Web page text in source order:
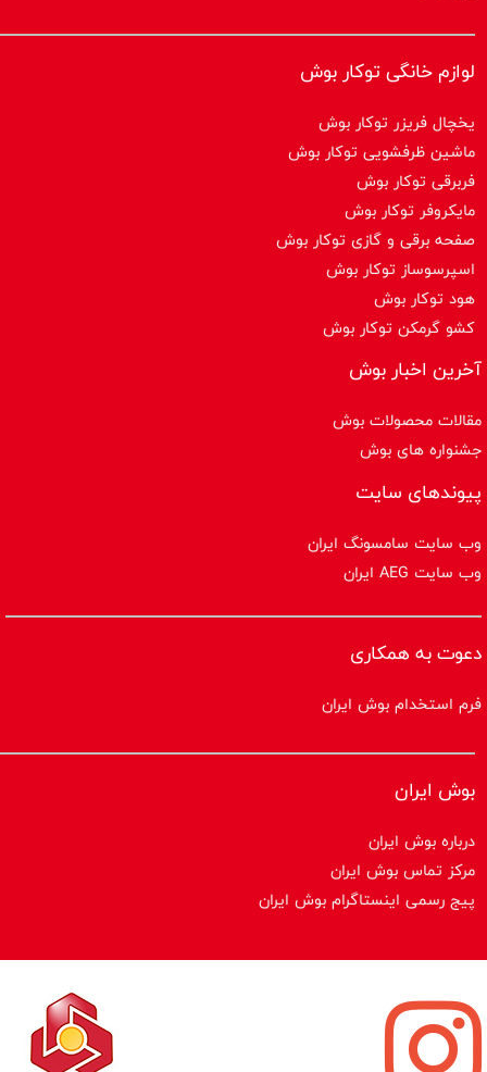
لوازم خانگی توکار بوش
یخچال فریزر توکار بوش
ماشین ظرفشویی توکار بوش
فربرقی توکار بوش
مایکروفر توکار بوش
صفحه برقی و گازی توکار بوش
اسپرسوساز توكار بوش
هود توکار بوش
کشو گرمکن توکار بوش
آخرین اخبار بوش
مقالات محصولات بوش
جشنواره های بوش
پیوندهای سایت
وب سایت سامسونگ ایران
وب سایت AEG ایران
دعوت به همکاری
فرم استخدام بوش ایران
بوش ایران
درباره بوش ایران
مرکز تماس بوش ایران
پیج رسمی اینستاگرام بوش ایران